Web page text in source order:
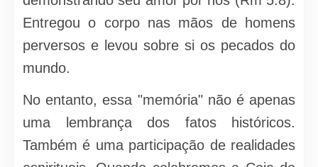
Entregou o corpo nas mãos de homens
perversos e levou sobre si os pecados do
mundo.
No entanto, essa "memória" não é apenas
uma lembrança dos fatos históricos.
Também é uma participação de realidades